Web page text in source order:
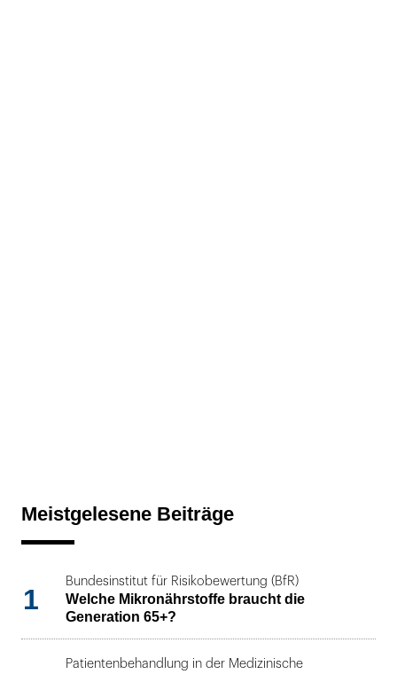
Meistgelesene Beiträge
1
Bundesinstitut für Risikobewertung (BfR)
Welche Mikronährstoffe braucht die
Generation 65+?
Patientenbehandlung in der Medizinische